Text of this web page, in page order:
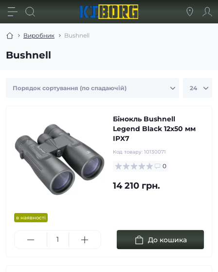
Виробник Bushnell
Bushnell
в наявності
Бінокль Bushnell
Legend Black 12x50 мм
IPX7
Код товару: 10130071
0
14 210 грн.
До кошика